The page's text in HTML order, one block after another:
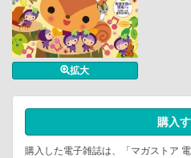
拡大
購入
購入した電子雑誌は、「マガストア